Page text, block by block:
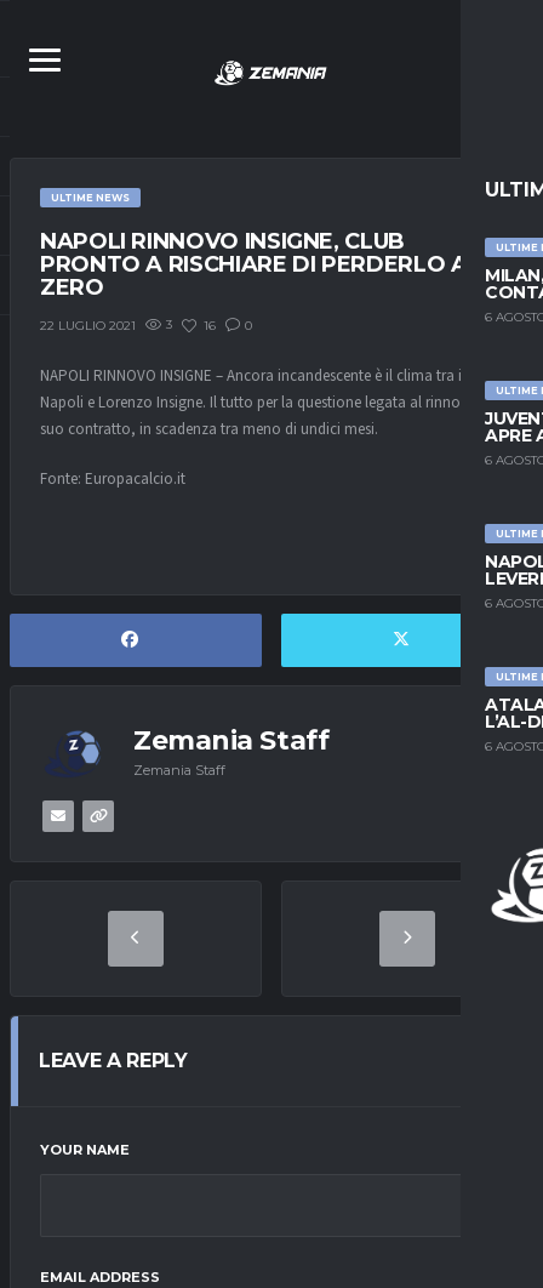
ULTIME
6
ULTIME
APRE
6
ULTIME
6
ULTIME
L’AL-
6
ULTIME NEWS
NAPOLI RINNOVO INSIGNE, CLUB
PRONTO A RISCHIARE DI PERDERLO A
ZERO
22 LUGLIO 2021 3 16 0
NAPOLI RINNOVO INSIGNE – Ancora incandescente è il clima tra il
Napoli e Lorenzo Insigne. Il tutto per la questione legata al rinnovo del
suo contratto, in scadenza tra meno di undici mesi.
Fonte: Europacalcio.it
Zemania Staff
Zemania Staff
LEAVE A REPLY
YOUR NAME
EMAIL ADDRESS